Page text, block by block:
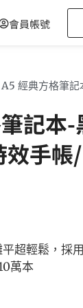
會員帳號
經典方格筆
記本
手
超輕鬆，採
萬本